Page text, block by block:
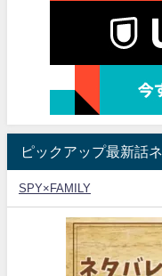
ピックアップ最新話
SPY×FAMILY